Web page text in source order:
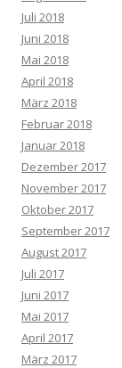
Juli 2018
Juni 2018
Mai 2018
April 2018
März 2018
Februar 2018
Januar 2018
Dezember 2017
November 2017
Oktober 2017
September 2017
August 2017
Juli 2017
Juni 2017
Mai 2017
April 2017
März 2017